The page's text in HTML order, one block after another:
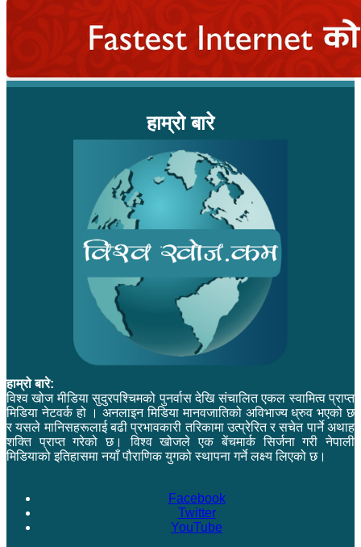
हाम्रो बारे
हाम्रो बारे:
विश्व खोज मीडिया सुदुरपश्चिमको पुनर्वास देखि संचालित एकल स्वामित्व प्राप्त
मिडिया नेटवर्क हो । अनलाइन मिडिया मानवजातिको अविभाज्य ध्रुव भएको छ
र यसले मानिसहरूलाई बढी प्रभावकारी तरिकामा उत्प्रेरित र सचेत पार्ने अथाह
शक्ति प्राप्त गरेको छ। विश्व खोजले एक बेंचमार्क सिर्जना गरी नेपाली
मिडियाको इतिहासमा नयाँ पौराणिक युगको स्थापना गर्ने लक्ष्य लिएको छ।
Facebook
Twitter
YouTube